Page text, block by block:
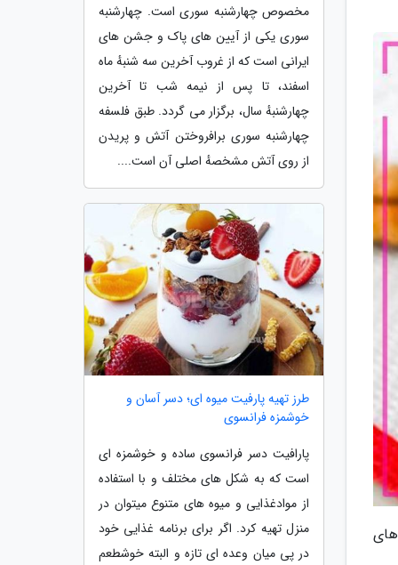
5 نمونه از روش های
مخصوص چهارشنبه سوری است. چهارشنبه
سوری یکی از آیین های پاک و جشن های
ایرانی است که از غروب آخرین سه شنبهٔ ماه
اسفند، تا پس از نیمه شب تا آخرین
چهارشنبهٔ سال، برگزار می گردد. طبق فلسفه
چهارشنبه سوری برافروختن آتش و پریدن
از روی آتش مشخصهٔ اصلی آن است....
طرز تهیه پارفیت میوه ای؛ دسر آسان و
خوشمزه فرانسوی
پارافیت دسر فرانسوی ساده و خوشمزه ای
است که به شکل های مختلف و با استفاده
از موادغذایی و میوه های متنوع میتوان در
منزل تهیه کرد. اگر برای برنامه غذایی خود
در پی میان وعده ای تازه و البته خوشطعم